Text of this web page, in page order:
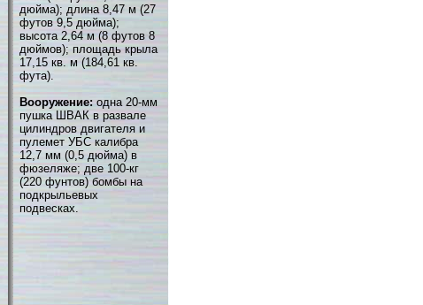
дюйма); длина 8,47 м (27
футов 9,5 дюйма);
высота 2,64 м (8 футов 8
дюймов); площадь крыла
17,15 кв. м (184,61 кв.
фута).
Вооружение: одна 20-мм
пушка ШВАК в развале
цилиндров двигателя и
пулемет УБС калибра
12,7 мм (0,5 дюйма) в
фюзеляже; две 100-кг
(220 фунтов) бомбы на
подкрыльевых
подвесках.